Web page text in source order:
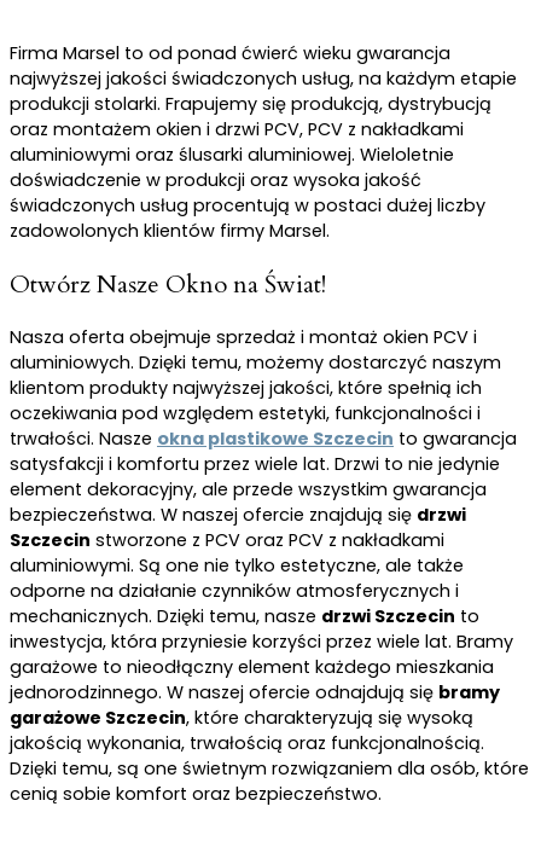
Firma Marsel to od ponad ćwierć wieku gwarancja
najwyższej jakości świadczonych usług, na każdym etapie
produkcji stolarki. Frapujemy się produkcją, dystrybucją
oraz montażem okien i drzwi PCV, PCV z nakładkami
aluminiowymi oraz ślusarki aluminiowej. Wieloletnie
doświadczenie w produkcji oraz wysoka jakość
świadczonych usług procentują w postaci dużej liczby
zadowolonych klientów firmy Marsel.
Otwórz Nasze Okno na Świat!
Nasza oferta obejmuje sprzedaż i montaż okien PCV i
aluminiowych. Dzięki temu, możemy dostarczyć naszym
klientom produkty najwyższej jakości, które spełnią ich
oczekiwania pod względem estetyki, funkcjonalności i
trwałości. Nasze okna plastikowe Szczecin to gwarancja
satysfakcji i komfortu przez wiele lat. Drzwi to nie jedynie
element dekoracyjny, ale przede wszystkim gwarancja
bezpieczeństwa. W naszej ofercie znajdują się drzwi
Szczecin stworzone z PCV oraz PCV z nakładkami
aluminiowymi. Są one nie tylko estetyczne, ale także
odporne na działanie czynników atmosferycznych i
mechanicznych. Dzięki temu, nasze drzwi Szczecin to
inwestycja, która przyniesie korzyści przez wiele lat. Bramy
garażowe to nieodłączny element każdego mieszkania
jednorodzinnego. W naszej ofercie odnajdują się bramy
garażowe Szczecin, które charakteryzują się wysoką
jakością wykonania, trwałością oraz funkcjonalnością.
Dzięki temu, są one świetnym rozwiązaniem dla osób, które
cenią sobie komfort oraz bezpieczeństwo.